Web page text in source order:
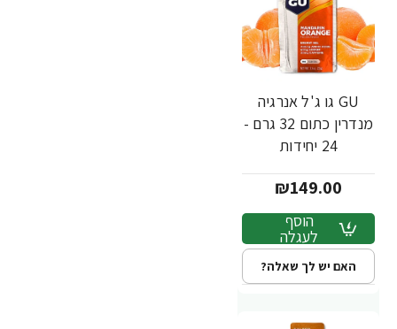
GU גו ג'ל אנרגיה
מנדרין כתום 32 גרם -
24 יחידות
₪149.00
הוסף
לעגלה
האם יש לך שאלה?